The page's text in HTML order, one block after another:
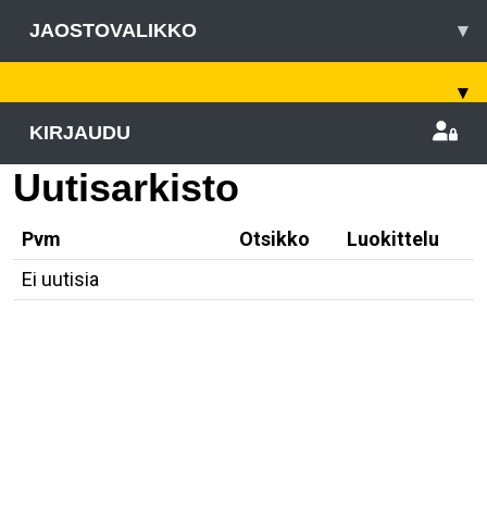
JAOSTOVALIKKO ▾
▾
KIRJAUDU
Uutisarkisto
Pvm Otsikko
Luokittelu
Ei uutisia